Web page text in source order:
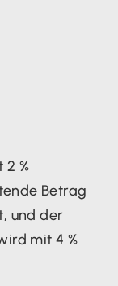
2 %
Betrag
und der
mit 4 %